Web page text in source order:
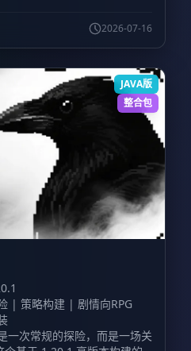
设法活下来的考验。2026-07-16
JAVA版
整合包
| 策略构建 | 剧情向RPG
一次常规的探险，而是一场关